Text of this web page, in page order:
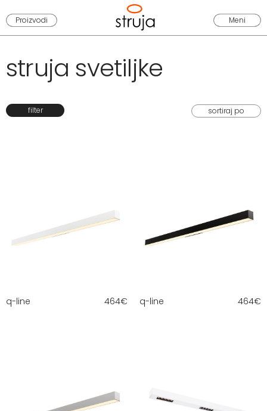
Proizvodi Meni
struja svetiljke
filter
q-line 464€ q-line 464€